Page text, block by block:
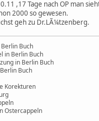
,17 Tage nach OP man
2000 so gewesen.
geh zu Dr.LÃ¼tzenberg.
Buch
in Berlin Buch
in Berlin Buch
Buch
Korekturen
Ostercappeln